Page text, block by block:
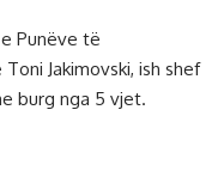
Punëve të
Jakimovski, ish shef
burg nga 5 vjet.